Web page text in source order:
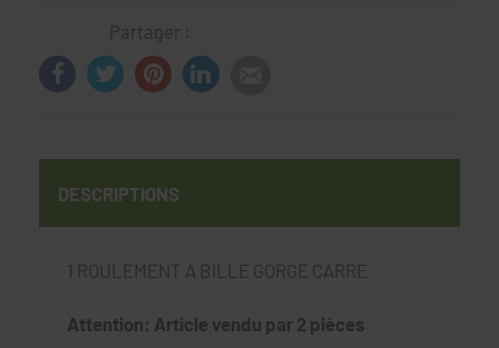
Partager :
DESCRIPTIONS
1 ROULEMENT A BILLE GORGE CARRE
Attention: Article vendu par 2 pièces